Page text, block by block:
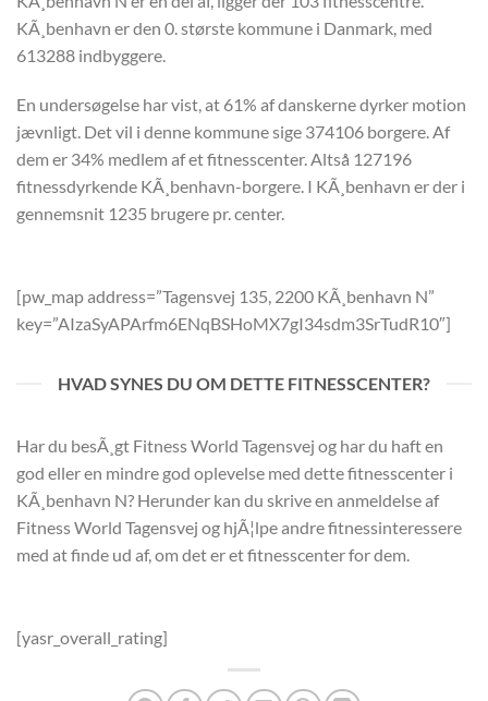
KÃ¸benhavn er den 0. største kommune i Danmark, med
613288 indbyggere.
En undersøgelse har vist, at 61% af danskerne dyrker motion
jævnligt. Det vil i denne kommune sige 374106 borgere. Af
dem er 34% medlem af et fitnesscenter. Altså 127196
fitnessdyrkende KÃ¸benhavn-borgere. I KÃ¸benhavn er der i
gennemsnit 1235 brugere pr. center.
[pw_map address=”Tagensvej 135, 2200 KÃ¸benhavn N”
key=”AIzaSyAPArfm6ENqBSHoMX7gI34sdm3SrTudR10″]
HVAD SYNES DU OM DETTE FITNESSCENTER?
Har du besÃ¸gt Fitness World Tagensvej og har du haft en
god eller en mindre god oplevelse med dette fitnesscenter i
KÃ¸benhavn N? Herunder kan du skrive en anmeldelse af
Fitness World Tagensvej og hjÃ¦lpe andre fitnessinteressere
med at finde ud af, om det er et fitnesscenter for dem.
[yasr_overall_rating]